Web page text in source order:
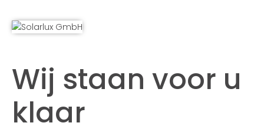
Wij staan voor u
klaar